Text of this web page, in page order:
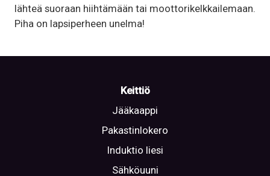
lähteä suoraan hiihtämään tai moottorikelkkailemaan.
Piha on lapsiperheen unelma!
Keittiö
Jääkaappi
Pakastinlokero
Induktio liesi
Sähköuuni